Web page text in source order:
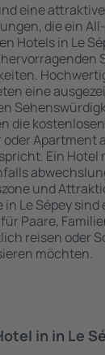
eine
die ein
Hotels in Le
eine
die
Apartment
Ein Hotel
und
Le Sépey sind
Paare,
reisen oder
möchten.
in in Le